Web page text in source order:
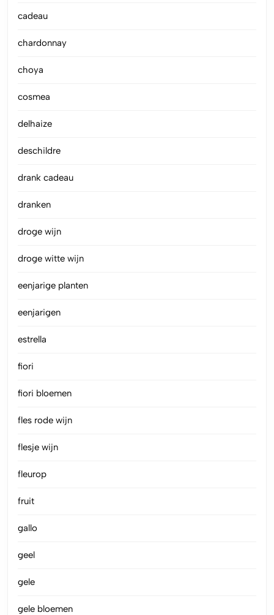
cadeau
chardonnay
choya
cosmea
delhaize
deschildre
drank cadeau
dranken
droge wijn
droge witte wijn
eenjarige planten
eenjarigen
estrella
fiori
fiori bloemen
fles rode wijn
flesje wijn
fleurop
fruit
gallo
geel
gele
gele bloemen